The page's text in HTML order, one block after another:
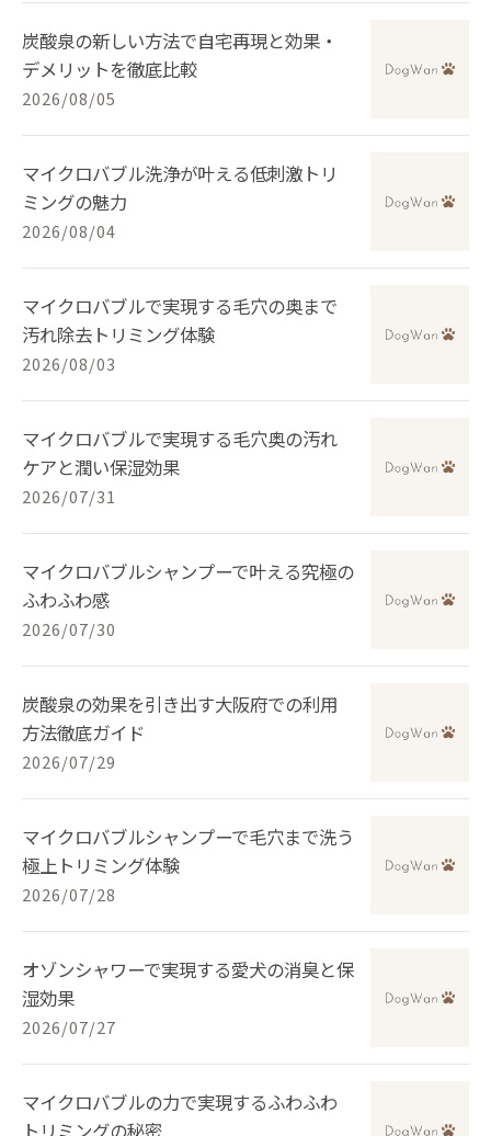
炭酸泉の新しい方法で自宅再現と効果・
デメリットを徹底比較
2026/08/05
マイクロバブル洗浄が叶える低刺激トリ
ミングの魅力
2026/08/04
マイクロバブルで実現する毛穴の奥まで
汚れ除去トリミング体験
2026/08/03
マイクロバブルで実現する毛穴奥の汚れ
ケアと潤い保湿効果
2026/07/31
マイクロバブルシャンプーで叶える究極の
ふわふわ感
2026/07/30
炭酸泉の効果を引き出す大阪府での利用
方法徹底ガイド
2026/07/29
マイクロバブルシャンプーで毛穴まで洗う
極上トリミング体験
2026/07/28
オゾンシャワーで実現する愛犬の消臭と保
湿効果
2026/07/27
マイクロバブルの力で実現するふわふわ
トリミングの秘密